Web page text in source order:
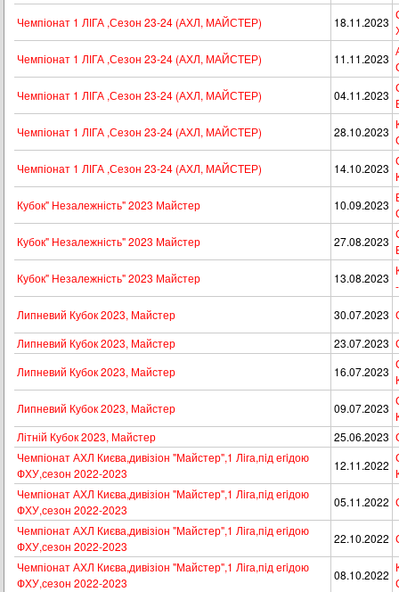
Чемпіонат 1 ЛІГА ,Сезон 23-24 (АХЛ, МАЙСТЕР)
18.11.2023
Чемпіонат 1 ЛІГА ,Сезон 23-24 (АХЛ, МАЙСТЕР)
11.11.2023
Чемпіонат 1 ЛІГА ,Сезон 23-24 (АХЛ, МАЙСТЕР)
04.11.2023
Чемпіонат 1 ЛІГА ,Сезон 23-24 (АХЛ, МАЙСТЕР)
28.10.2023
Чемпіонат 1 ЛІГА ,Сезон 23-24 (АХЛ, МАЙСТЕР)
14.10.2023
Кубок" Незалежність" 2023 Майстер
10.09.2023
Кубок" Незалежність" 2023 Майстер
27.08.2023
Кубок" Незалежність" 2023 Майстер
13.08.2023
Липневий Кубок 2023, Майстер
30.07.2023
Липневий Кубок 2023, Майстер
23.07.2023
Липневий Кубок 2023, Майстер
16.07.2023
Липневий Кубок 2023, Майстер
09.07.2023
Літній Кубок 2023, Майстер
25.06.2023
Чемпіонат АХЛ Києва,дивізіон "Майстер",1 Лiга,пiд егiдою
ФХУ,сезон 2022-2023
12.11.2022
Чемпіонат АХЛ Києва,дивізіон "Майстер",1 Лiга,пiд егiдою
ФХУ,сезон 2022-2023
05.11.2022
Чемпіонат АХЛ Києва,дивізіон "Майстер",1 Лiга,пiд егiдою
ФХУ,сезон 2022-2023
22.10.2022
Чемпіонат АХЛ Києва,дивізіон "Майстер",1 Лiга,пiд егiдою
ФХУ,сезон 2022-2023
08.10.2022